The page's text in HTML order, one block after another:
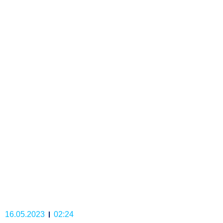
16.05.2023 02:24